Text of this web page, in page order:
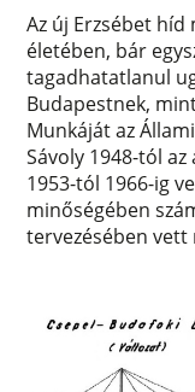
Az új Erzsébet
életében, bár
tagadhatatlanul
Budapestnek,
Munkáját az
Sávoly 1948-tól
1953-tól 1966-ig
minőségében
tervezésében vett